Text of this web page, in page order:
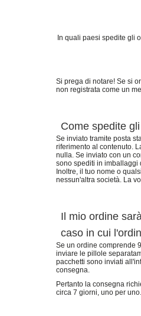
In quali paesi spedite gli
Si prega di notare! Se si
non registrata come un
Come spedite
Se inviato tramite posta
riferimento al contenuto.
nulla. Se inviato con un
sono spediti in imballaggi
Inoltre, il tuo nome o
nessun'altra società. La
Il mio ordine
caso in cui
Se un ordine comprende
inviare le pillole
pacchetti sono inviati
consegna.
Pertanto la consegna
circa 7 giorni, uno per uno.